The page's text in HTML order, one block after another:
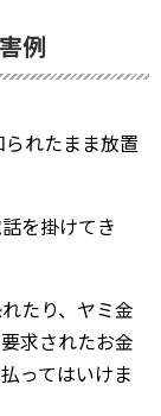
例
れたまま放置
を掛けてき
たり、ヤミ金
求されたお金
ってはいけま